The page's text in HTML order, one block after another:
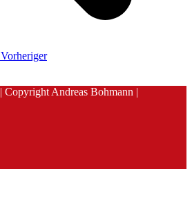
Vorheriger
| Copyright Andreas Bohmann |